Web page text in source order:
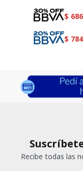
$ 686
$ 784
Recibe todas las